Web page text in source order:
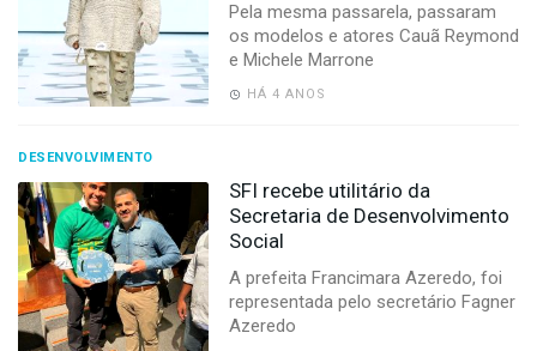
Pela mesma passarela, passaram
os modelos e atores Cauã Reymond
e Michele Marrone
HÁ 4 ANOS
DESENVOLVIMENTO
SFI recebe utilitário da
Secretaria de Desenvolvimento
Social
A prefeita Francimara Azeredo, foi
representada pelo secretário Fagner
Azeredo